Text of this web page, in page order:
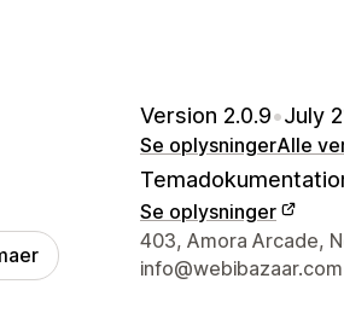
Version 2.0.9•July
Se oplysningerAlle
Se oplysninger
Se kontaktoplysninger
403, Amora Arcade,
info@webibazaar.com